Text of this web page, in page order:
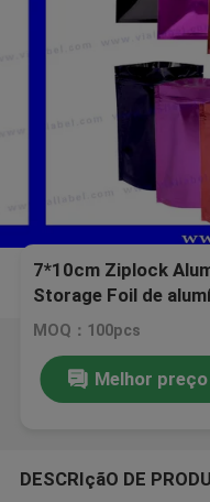
7*10cm Ziplock
Storage Foil de
MOQ：100pcs
Melhor preço
DESCRIçãO DE